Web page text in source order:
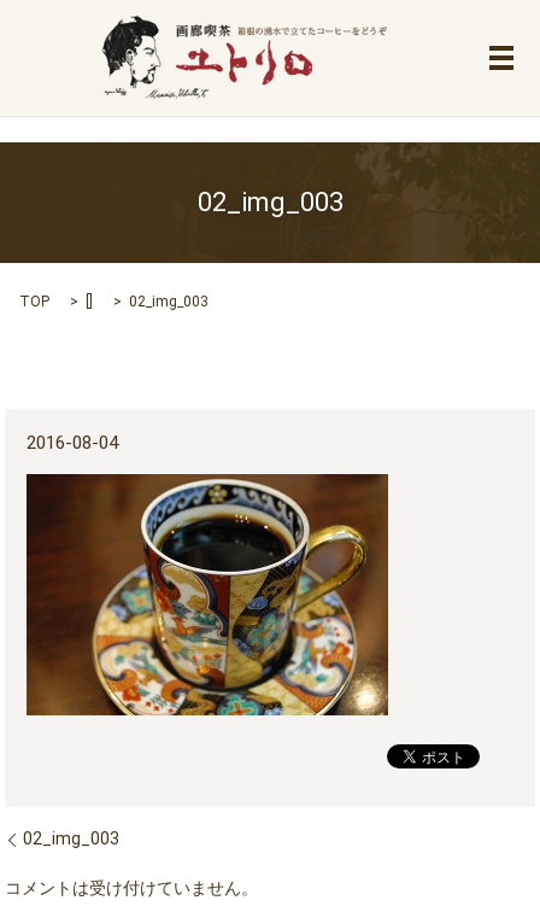
メ
02_img_003
TOP 02_img_003
2016-08-04
02_img_003
コメントは受け付けていません。